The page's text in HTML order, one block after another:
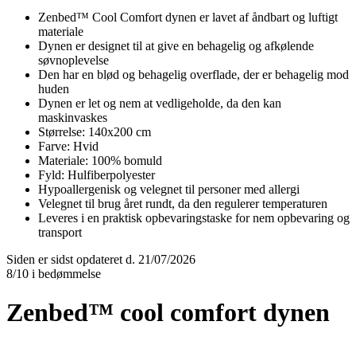
Zenbed™ Cool Comfort dynen er lavet af åndbart og luftigt
materiale
Dynen er designet til at give en behagelig og afkølende
søvnoplevelse
Den har en blød og behagelig overflade, der er behagelig mod
huden
Dynen er let og nem at vedligeholde, da den kan
maskinvaskes
Størrelse: 140x200 cm
Farve: Hvid
Materiale: 100% bomuld
Fyld: Hulfiberpolyester
Hypoallergenisk og velegnet til personer med allergi
Velegnet til brug året rundt, da den regulerer temperaturen
Leveres i en praktisk opbevaringstaske for nem opbevaring og
transport
Siden er sidst opdateret d. 21/07/2026
8/10 i bedømmelse
Zenbed™ cool comfort dynen